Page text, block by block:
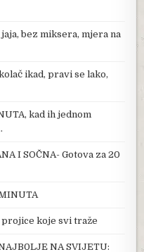
jaja, bez miksera, mjera na
ikad, pravi se lako,
kad ih jednom
I SOČNA- Gotova za 20
projice koje svi traže
NA SVIJETU: